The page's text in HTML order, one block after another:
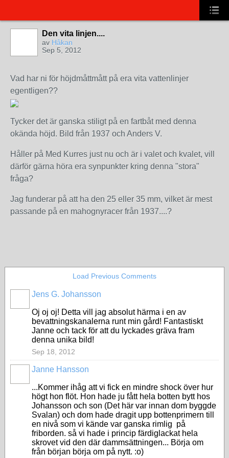
Den vita linjen....
av Håkan
Sep 5, 2012
Vad har ni för höjdmåttmått på era vita vattenlinjer
egentligen??
Tycker det är ganska stiligt på en fartbåt med denna
okända höjd. Bild från 1937 och Anders V.
Håller på Med Kurres just nu och är i valet och kvalet, vill
därför gärna höra era synpunkter kring denna "stora"
fråga?
Jag funderar på att ha den 25 eller 35 mm, vilket är mest
passande på en mahognyracer från 1937....?
Load Previous Comments
Jens G. Johansson
Oj oj oj! Detta vill jag absolut härma i en av
bevattningskanalerna runt min gård! Fantastiskt
Janne och tack för att du lyckades gräva fram
denna unika bild!
Sep 18, 2012
Janne Hansson
...Kommer ihåg att vi fick en mindre shock över hur
högt hon flöt. Hon hade ju fått hela botten bytt hos
Johansson och son (Det här var innan dom byggde
Svalan) och dom hade dragit upp bottenprimern till
en nivå som vi kände var ganska rimlig på
friborden. så vi hade i princip färdiglackat hela
skrovet vid den där dammsättningen... Börja om
från början börja om på nytt. :o)